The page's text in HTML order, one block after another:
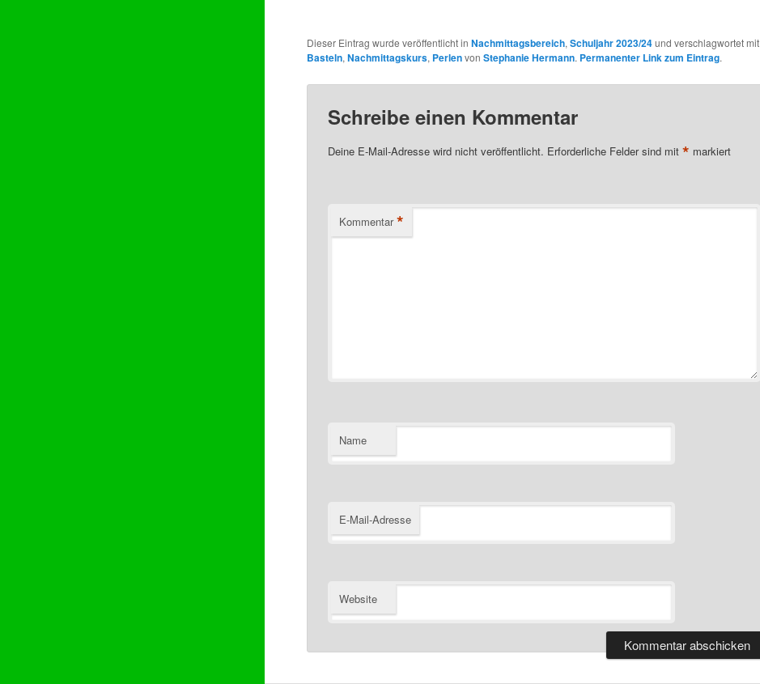
Dieser Eintrag wurde veröffentlicht inNachmittagsbereich,Schuljahr 2023/24und verschlagwortet mit
Basteln,Nachmittagskurs, PerlenvonStephanie Hermann. Permanenter Link zum Eintrag.
Schreibe einen Kommentar
Deine E-Mail-Adresse wird nicht veröffentlicht. Erforderliche Felder sind mit * markiert
Kommentar *
Name
E-Mail-Adresse
Website